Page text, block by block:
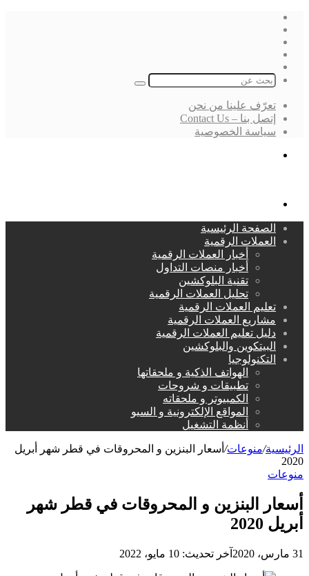
بحث
تعرّف علينا من نحن
إتصل بنا – Contact Us
سياسة الخصوصية
الصفحة الرئيسية
العملات الرقمية
أخبار العملات الرقمية
أخبار منصات التداول
تقنية البلوكشين
تحليل العملات الرقمية
تعليم العملات الرقمية
مشاريع العملات الرقمية
دليل تعليم العملات الرقمية
البيتكوين والبلوكشين
التكنولوجيا
الهواتف الذكية و ملحقاتها
تطبيقات و شروحات
الكمبيوتر و ملحقاته
المواقع الإلكترونية و السيو
أنظمة التشغيل
الرئيسية/منوعات/ أسعار البنزين و المحروقات في قطر شهر أبريل
2020
منوعات
أسعار البنزين و المحروقات في قطر شهر
أبريل 2020
31 مارس، 2020 آخر تحديث: 10 مايو، 2022